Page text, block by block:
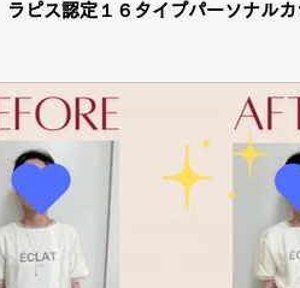
ラピス認定１６タイプパーソナル
フター お
ップブランディング講座